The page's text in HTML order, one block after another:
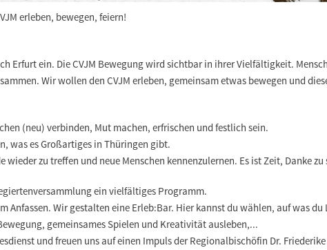
erleben, bewegen, feiern!
Erfurt ein. Die CVJM Bewegung wird sichtbar in ihrer Vielfältigkeit.
Wir wollen den CVJM erleben, gemeinsam etwas bewegen und
(neu) verbinden, Mut machen, erfrischen und festlich sein.
was es Großartiges in Thüringen gibt.
wieder zu treffen und neue Menschen kennenzulernen. Es ist Zeit, Danke
ein vielfältiges Programm.
Anfassen. Wir gestalten eine Erleb:Bar. Hier kannst du wählen, auf was
gemeinsames Spielen und Kreativität ausleben,...
und freuen uns auf einen Impuls der Regionalbischöfin Dr.